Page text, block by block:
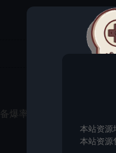
爆率
本站资源
本站资源